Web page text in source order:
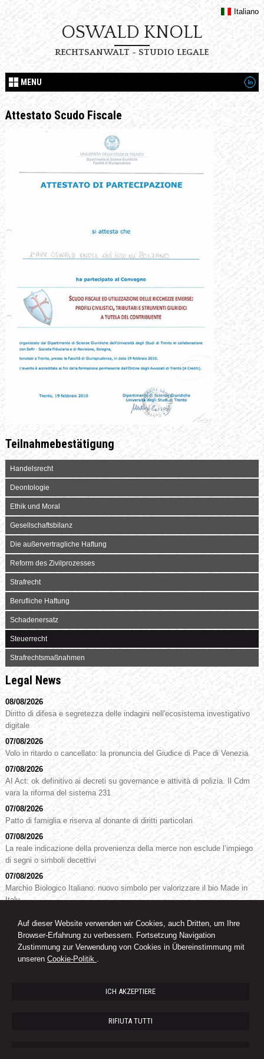
Auf dieser Website verwenden wir Cookies, auch Dritten, um Ihre
Browser-Erfahrung zu verbessern. Fortsetzung Navigation
Zustimmung zur Verwendung von Cookies in Übereinstimmung mit
unseren Cookie-Politik .
ICH AKZEPTIERE
RIFIUTA TUTTI
Italiano
OSWALD KNOLL
RECHTSANWALT - STUDIO LEGALE
MENU
Attestato Scudo Fiscale
Teilnahmebestätigung
Handelsrecht
Deontologie
Ethik und Moral
Gesellschaftsbilanz
Die außervertragliche Haftung
Reform des Zivilprozesses
Strafrecht
Berufliche Haftung
Schadenersatz
Steuerrecht
Strafrechtsmaßnahmen
Legal News
08/08/2026
Diritto di difesa e segretezza delle indagini nell'ecosistema investigativo
digitale
07/08/2026
Volo in ritardo o cancellato: la pronuncia del Giudice di Pace di Venezia
07/08/2026
AI Act: ok definitivo ai decreti su governance e attività di polizia. Il Cdm
vara la riforma del sistema 231
07/08/2026
Patto di famiglia e riserva al donante di diritti particolari
07/08/2026
La reale indicazione della provenienza della merce non esclude l’impiego
di segni o simboli decettivi
07/08/2026
Marchio Biologico Italiano: nuovo simbolo per valorizzare il bio Made in
Italy
RA. Dr. Oswald Knoll
Rechtsanwalt
- Fax +390471 978798
Rechtsanwaltskammer Bozen| Landesgericht Bozen